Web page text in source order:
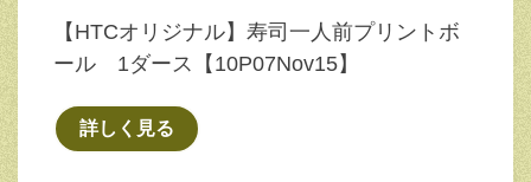
【HTCオリジナル】寿司一人前プリントボ
ール 1ダース【10P07Nov15】
詳しく見る